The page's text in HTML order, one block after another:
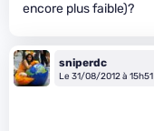
encore plus faible)?
sniperdc
Le 31/08/2012 à 15h51